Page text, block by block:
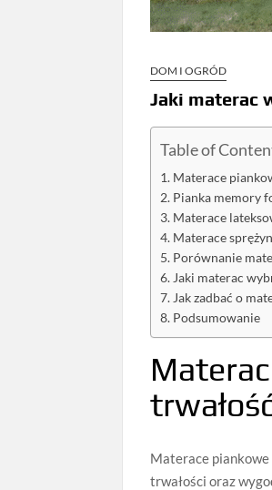
DOM I OGRÓD
Jaki materac
Table of
Materace
Pianka memory
Materace
Materace
Porównanie
Jaki materac
Jak zadbać o
Podsumowanie
Materace piankowe
trwałości oraz